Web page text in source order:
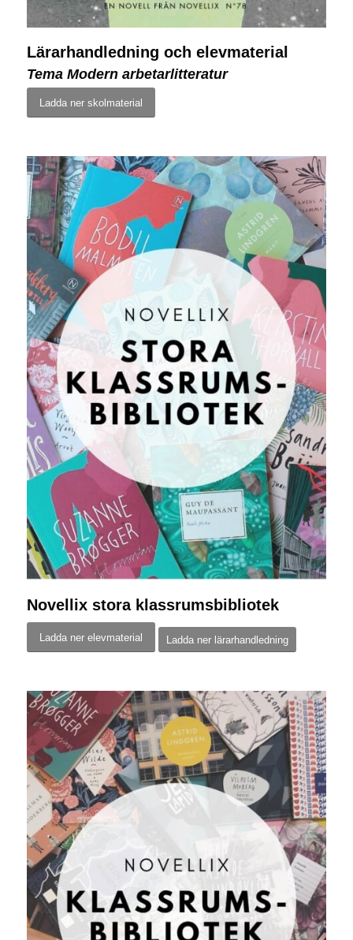
Lärarhandledning och elevmaterial
Tema Modern arbetarlitteratur
Ladda ner skolmaterial
Novellix stora klassrumsbibliotek
Ladda ner elevmaterial Ladda ner lärarhandledning